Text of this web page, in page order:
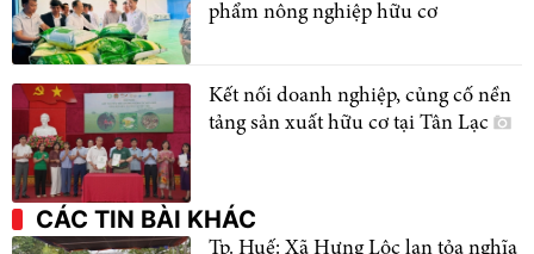
phẩm nông nghiệp hữu cơ
Kết nối doanh nghiệp, củng cố nền
tảng sản xuất hữu cơ tại Tân Lạc
CÁC TIN BÀI KHÁC
Tp. Huế: Xã Hưng Lộc lan tỏa nghĩa